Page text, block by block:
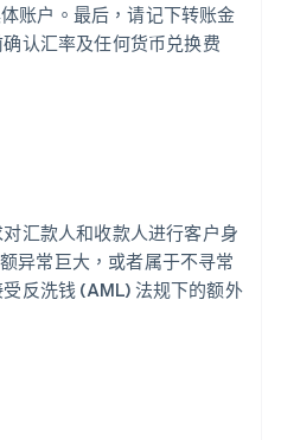
账户。最后，请记下转账金
认汇率及任何货币兑换费
汇款人和收款人进行客户身
异常巨大，或者属于不寻常
反洗钱 (AML) 法规下的额外